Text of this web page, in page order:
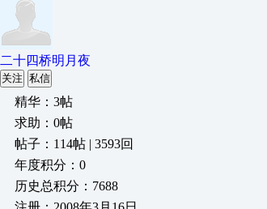
二十四桥明月夜
关注 私信
精华：3帖
求助：0帖
帖子：114帖 | 3593回
年度积分：0
历史总积分：7688